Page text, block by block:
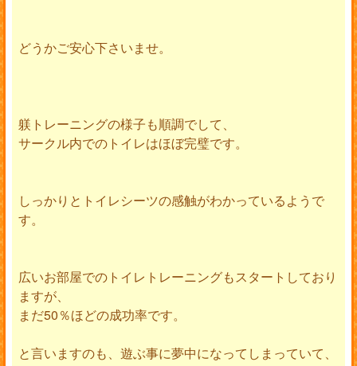
どうかご安心下さいませ。
躾トレーニングの様子も順調でして、
サークル内でのトイレはほぼ完璧です。
しっかりとトイレシーツの感触がわかっているようで
す。
広いお部屋でのトイレトレーニングもスタートしており
ますが、
まだ50％ほどの成功率です。
と言いますのも、遊ぶ事に夢中になってしまっていて、